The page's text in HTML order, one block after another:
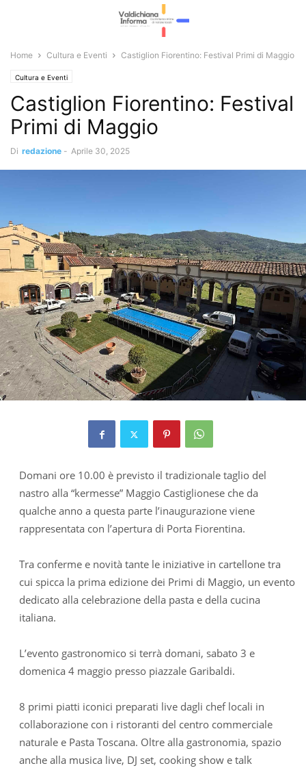
Home Cultura e Eventi Castiglion Fiorentino: Festival Primi di Maggio
Cultura e Eventi
Castiglion Fiorentino: Festival
Primi di Maggio
Di redazione - Aprile 30, 2025
Domani ore 10.00 è previsto il tradizionale taglio del
nastro alla “kermesse” Maggio Castiglionese che da
qualche anno a questa parte l’inaugurazione viene
rappresentata con l’apertura di Porta Fiorentina.
Tra conferme e novità tante le iniziative in cartellone tra
cui spicca la prima edizione dei Primi di Maggio, un evento
dedicato alla celebrazione della pasta e della cucina
italiana.
L’evento gastronomico si terrà domani, sabato 3 e
domenica 4 maggio presso piazzale Garibaldi.
8 primi piatti iconici preparati live dagli chef locali in
collaborazione con i ristoranti del centro commerciale
naturale e Pasta Toscana. Oltre alla gastronomia, spazio
anche alla musica live, DJ set, cooking show e talk